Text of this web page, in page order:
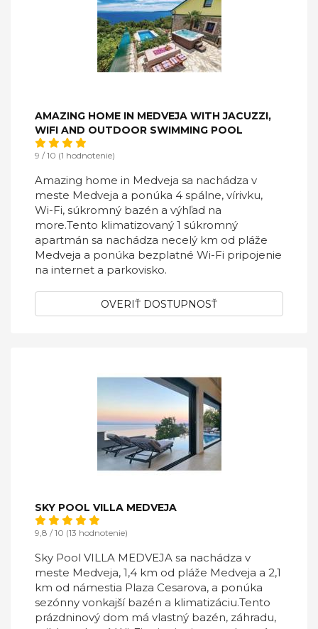
AMAZING HOME IN MEDVEJA WITH JACUZZI,
WIFI AND OUTDOOR SWIMMING POOL
9 / 10 (1 hodnotenie)
Amazing home in Medveja sa nachádza v
meste Medveja a ponúka 4 spálne, vírivku,
Wi-Fi, súkromný bazén a výhľad na
more.Tento klimatizovaný 1 súkromný
apartmán sa nachádza necelý km od pláže
Medveja a ponúka bezplatné Wi-Fi pripojenie
na internet a parkovisko.
OVERIŤ DOSTUPNOSŤ
SKY POOL VILLA MEDVEJA
9,8 / 10 (13 hodnotenie)
Sky Pool VILLA MEDVEJA sa nachádza v
meste Medveja, 1,4 km od pláže Medveja a 2,1
km od námestia Plaza Cesarova, a ponúka
sezónny vonkajší bazén a klimatizáciu.Tento
prázdninový dom má vlastný bazén, záhradu,